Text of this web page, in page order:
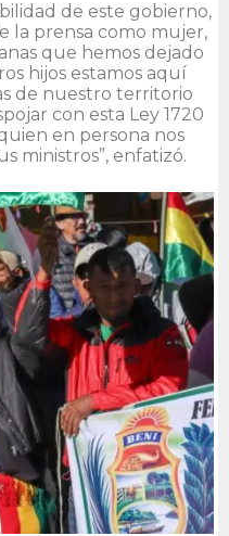
de este gobierno,
la prensa como mujer,
que hemos dejado
hijos estamos aquí
de nuestro territorio
con esta Ley 1720
en persona nos
ministros”, enfatizó.